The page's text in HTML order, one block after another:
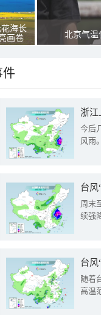
海长
画卷
北京气温
件
浙江
今后
风雨
台风
周末
续强
台风
随着
高温